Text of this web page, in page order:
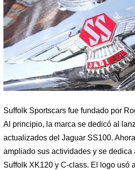
Suffolk Sportscars fue fundado por
Al principio, la marca se dedicó al
actualizados del Jaguar SS100.
ampliado sus actividades y se dedica
Suffolk XK120 y C-class. El logo usó